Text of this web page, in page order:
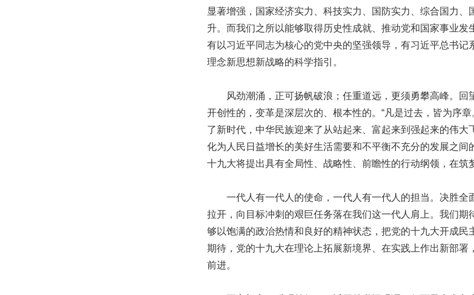
显著增强，国家经济实力、科技实力、国防实力、综合国力、
升。而我们之所以能够取得历史性成就、推动党和国家事业发
有以习近平同志为核心的党中央的坚强领导，有习近平总书记
理念新思想新战略的科学指引。
风劲潮涌，正可扬帆破浪；任重道远，更须勇攀高峰。回
开创性的，变革是深层次的、根本性的。“凡是过去，皆为序
了新时代，中华民族迎来了从站起来、富起来到强起来的伟大
化为人民日益增长的美好生活需要和不平衡不充分的发展之间
十九大将提出具有全局性、战略性、前瞻性的行动纲领，在筑
一代人有一代人的使命，一代人有一代人的担当。决胜全
拉开，向目标冲刺的艰巨任务落在我们这一代人肩上。我们期
够以饱满的政治热情和良好的精神状态，把党的十九大开成民
期待，党的十九大在理论上拓展新境界、在实践上作出新部署
前进。